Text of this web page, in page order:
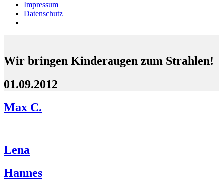
Impressum
Datenschutz
Wir bringen Kinderaugen zum Strahlen!
01.09.2012
Max C.
Lena
Hannes